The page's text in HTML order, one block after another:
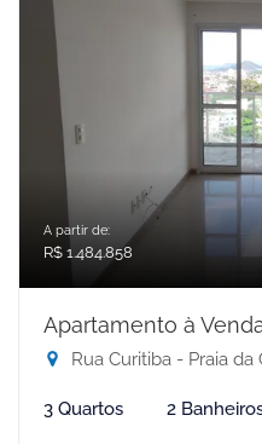
A partir de:
R$ 1.484.858
Apartamento à
Rua Curitiba - Praia da
3 Quartos 2